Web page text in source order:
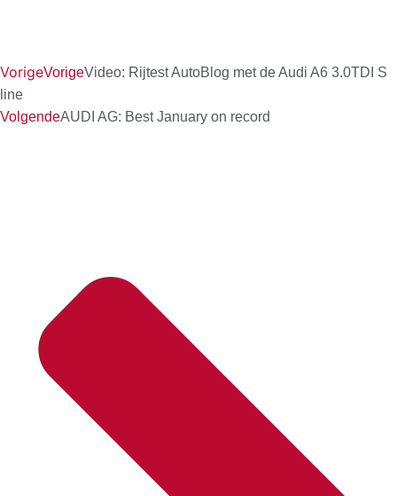
VorigeVorigeVideo: Rijtest AutoBlog met de Audi A6 3.0TDI S
line
VolgendeAUDI AG: Best January on record